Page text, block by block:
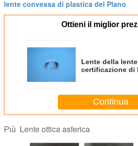
lente convessa di plastica del Plano
Ottieni il miglior
Lente della
certificazione di
Continua
Più Lente ottica asferica